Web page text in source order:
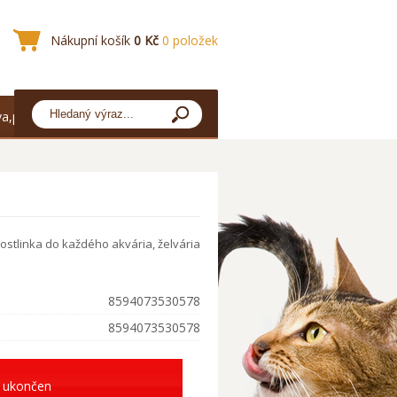
Nákupní košík 0 Kč 0 položek
do každého akvária, želvária
8594073530578
8594073530578